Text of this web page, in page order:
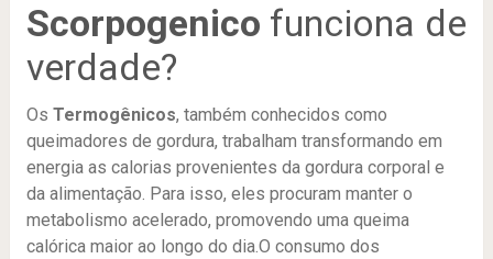
Scorpogenico funciona de
verdade?
Os Termogênicos, também conhecidos como
queimadores de gordura, trabalham transformando em
energia as calorias provenientes da gordura corporal e
da alimentação. Para isso, eles procuram manter o
metabolismo acelerado, promovendo uma queima
calórica maior ao longo do dia.O consumo dos